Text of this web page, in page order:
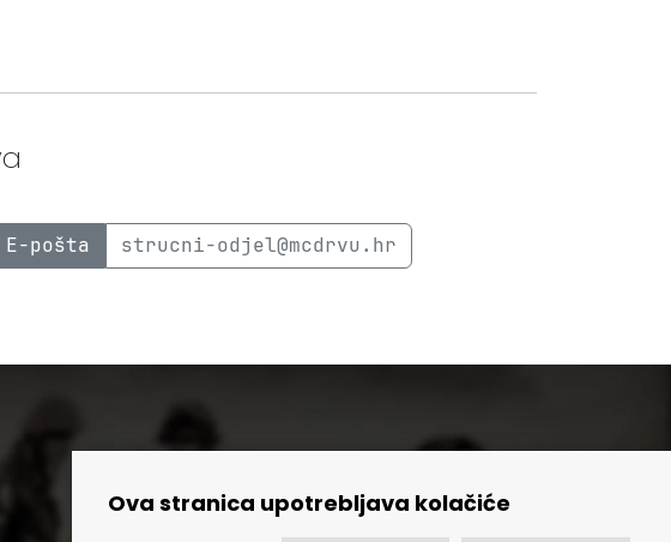
Ova stranica upotrebljava kolačiće
E-pošta strucni-odjel@mcdrvu.hr
🢒 Izvještaji